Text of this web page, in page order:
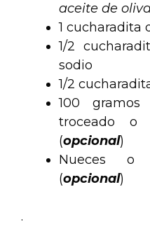
aceite de
1 cucharadita
1/2
sodio
1/2
100
troceado o
(opcional)
Nueces o
(opcional)
.